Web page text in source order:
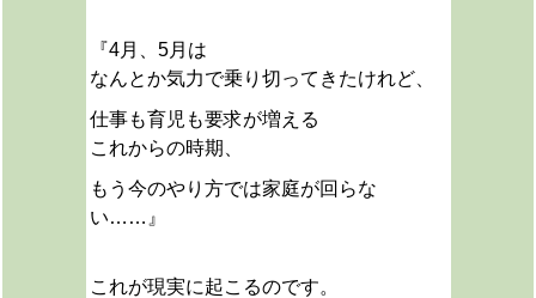
『4月、5月は
なんとか気力で乗り切ってきたけれど、
仕事も育児も要求が増える
これからの時期、
もう今のやり方では家庭が回らな
い……』
これが現実に起こるのです。